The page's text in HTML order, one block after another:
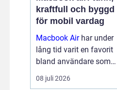
kraftfull och byggd
för mobil vardag
Macbook Airhar under
lång tid varit en favorit
bland användare som
vill ha en lätt, smidig och
samtidigt kraftfull dator
08 juli 2026